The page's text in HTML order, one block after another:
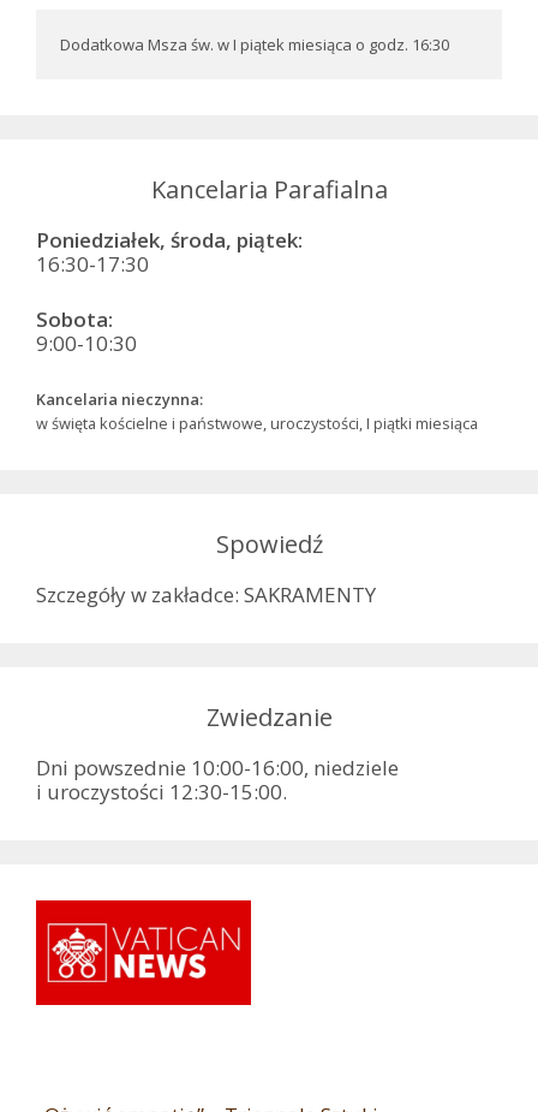
Dodatkowa Msza św. w I piątek miesiąca o godz. 16:30
Kancelaria Parafialna
Poniedziałek, środa, piątek:
16:30-17:30
Sobota:
9:00-10:30
Kancelaria nieczynna:
w święta kościelne i państwowe, uroczystości, I piątki miesiąca
Spowiedź
Szczegóły w zakładce: SAKRAMENTY
Zwiedzanie
Dni powszednie 10:00-16:00, niedziele
i uroczystości 12:30-15:00.